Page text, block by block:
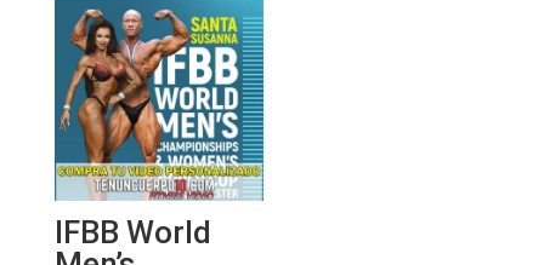
IFBB World